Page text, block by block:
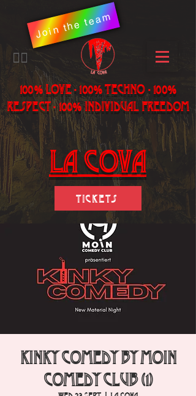
Join the team
​🏳️‍🌈
100% LOVE - 100% Techno - 100%
Respect - 100% individual freedom
LA Cova
Tickets
Kinky Comedy by Moin
Comedy Club (1)